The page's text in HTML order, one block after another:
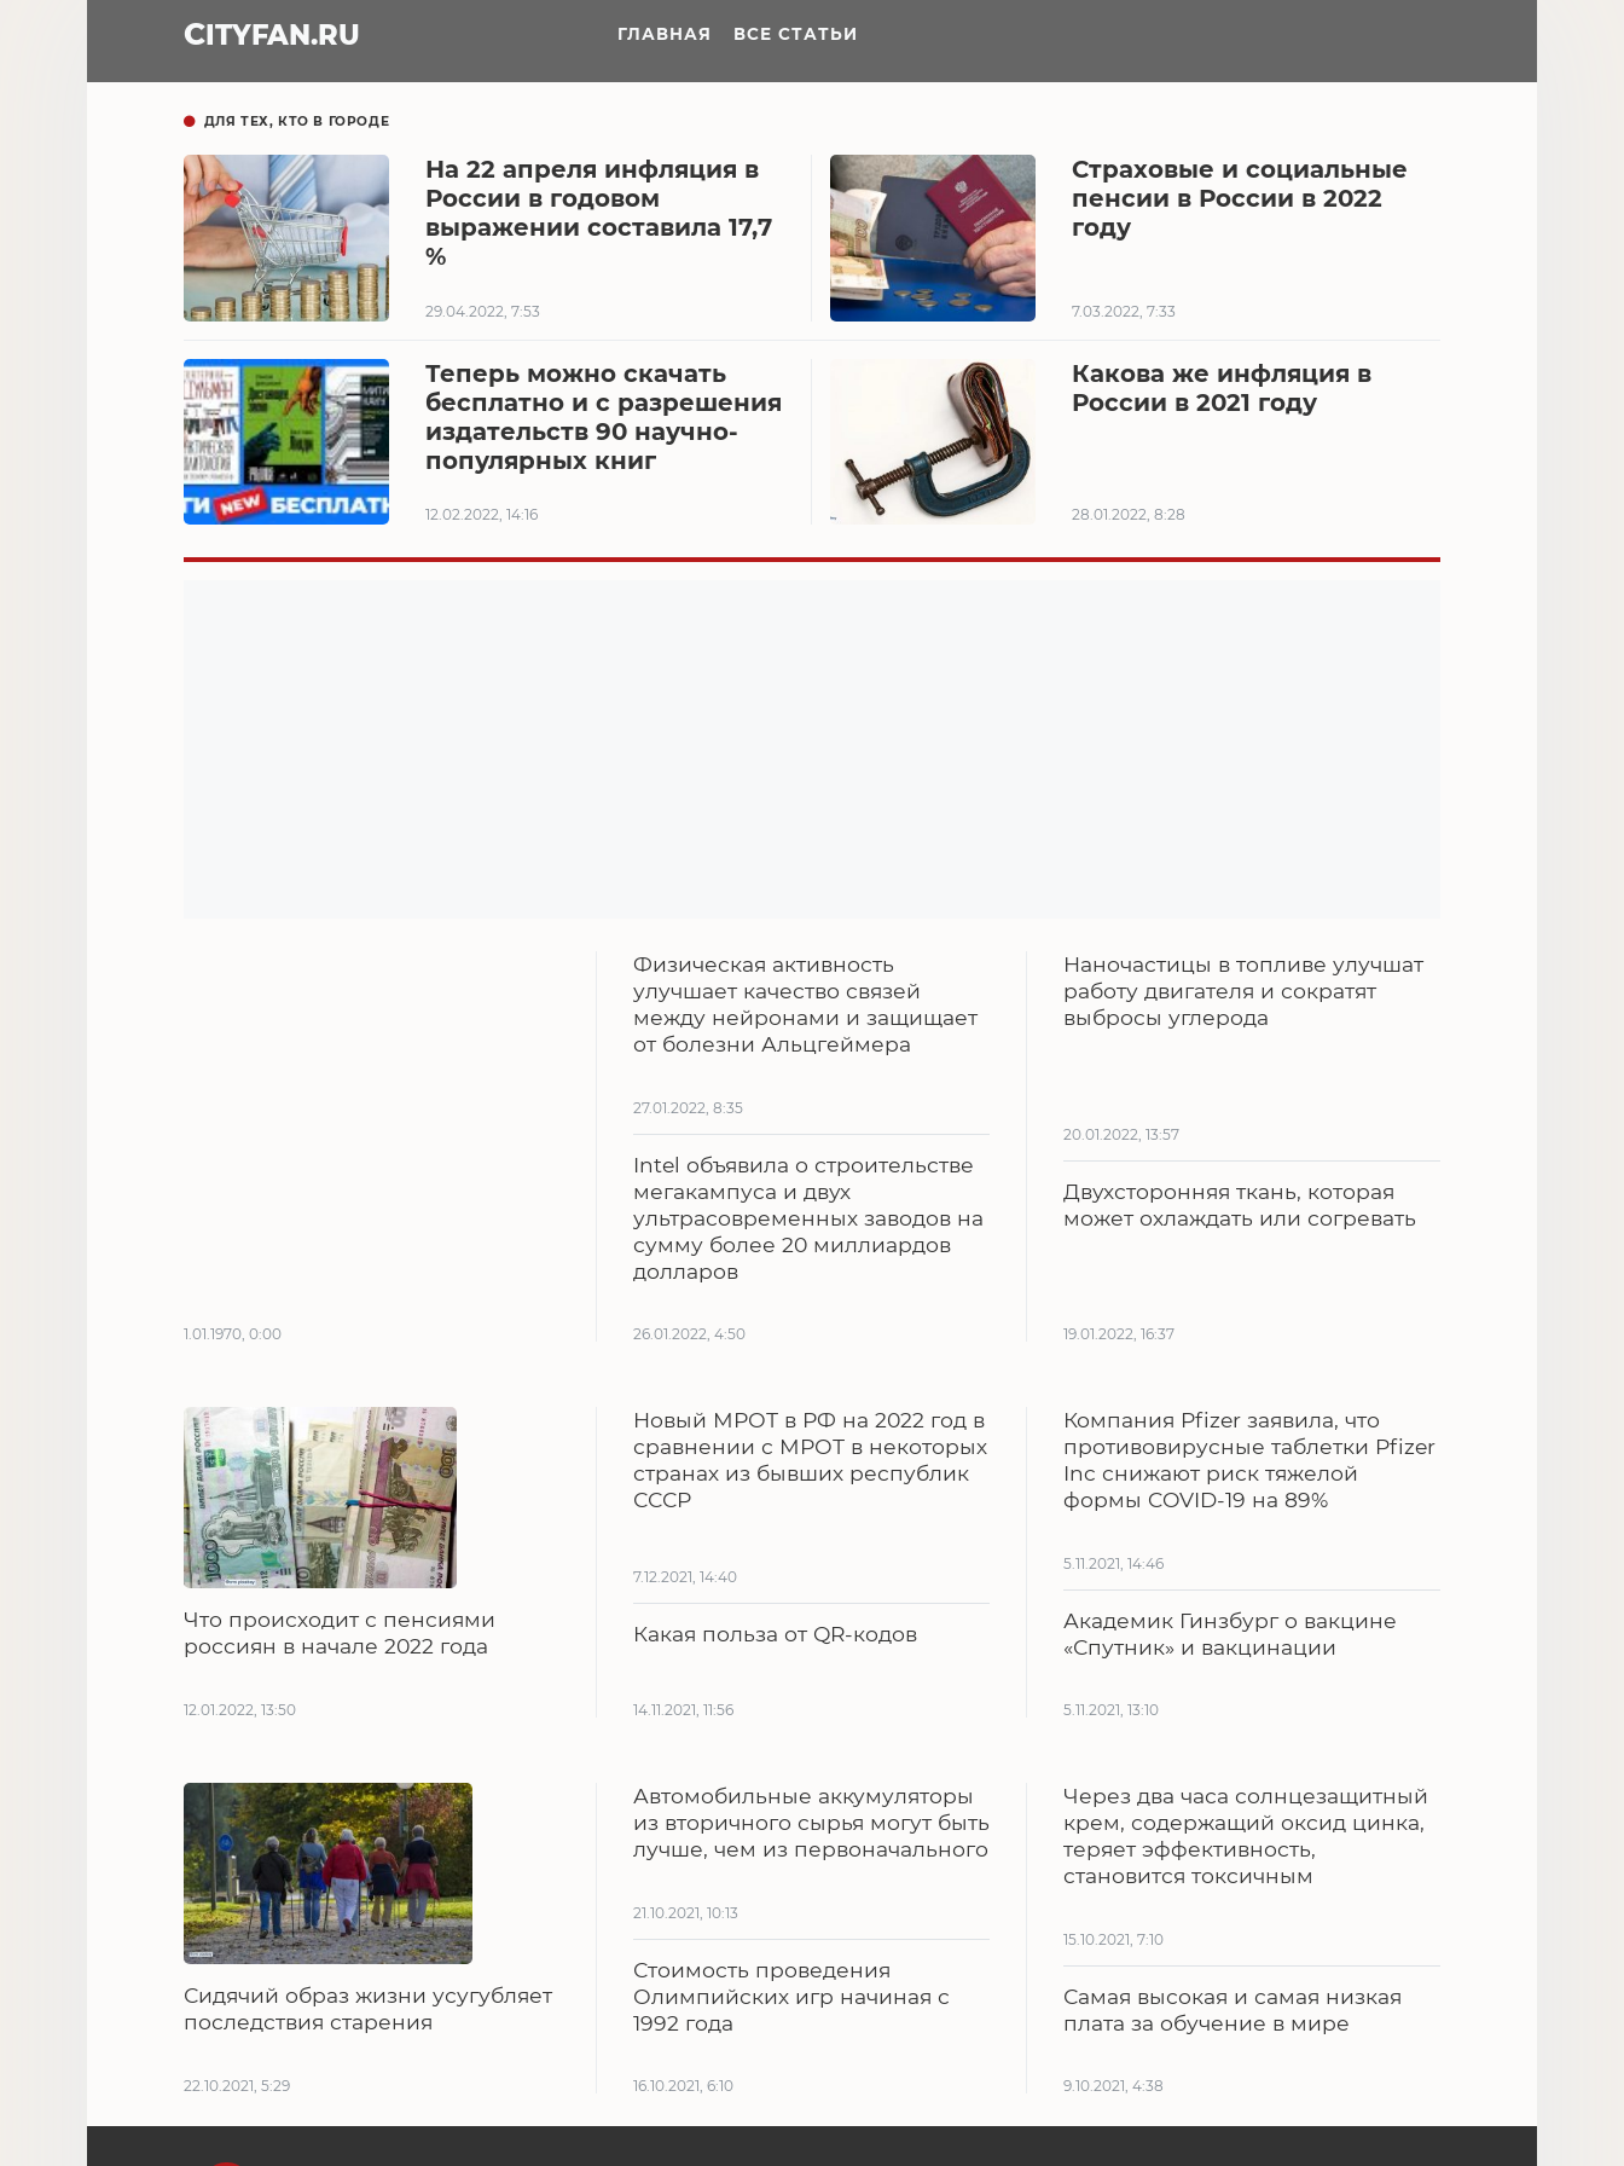
CITYFAN.RU ГЛАВНАЯ ВСЕ СТАТЬИ
ДЛЯ ТЕХ, КТО В ГОРОДЕ
На 22 апреля инфляция в
России в годовом
выражении составила 17,7
%
29.04.2022, 7:53
Страховые и социальные
пенсии в России в 2022
году
7.03.2022, 7:33
Теперь можно скачать
бесплатно и с разрешения
издательств 90 научно-
популярных книг
12.02.2022, 14:16
Какова же инфляция в
России в 2021 году
28.01.2022, 8:28
1.01.1970, 0:00
Физическая активность
улучшает качество связей
между нейронами и защищает
от болезни Альцгеймера
27.01.2022, 8:35
Intel объявила о строительстве
мегакампуса и двух
ультрасовременных заводов на
сумму более 20 миллиардов
долларов
26.01.2022, 4:50
Наночастицы в топливе улучшат
работу двигателя и сократят
выбросы углерода
20.01.2022, 13:57
Двухсторонняя ткань, которая
может охлаждать или согревать
19.01.2022, 16:37
Что происходит с пенсиями
россиян в начале 2022 года
12.01.2022, 13:50
Новый МРОТ в РФ на 2022 год в
сравнении с МРОТ в некоторых
странах из бывших республик
СССР
7.12.2021, 14:40
Какая польза от QR-кодов
14.11.2021, 11:56
Компания Pfizer заявила, что
противовирусные таблетки Pfizer
Inc снижают риск тяжелой
формы COVID-19 на 89%
5.11.2021, 14:46
Академик Гинзбург о вакцине
«Спутник» и вакцинации
5.11.2021, 13:10
Сидячий образ жизни усугубляет
последствия старения
22.10.2021, 5:29
Автомобильные аккумуляторы
из вторичного сырья могут быть
лучше, чем из первоначального
21.10.2021, 10:13
Стоимость проведения
Олимпийских игр начиная с
1992 года
16.10.2021, 6:10
Через два часа солнцезащитный
крем, содержащий оксид цинка,
теряет эффективность,
становится токсичным
15.10.2021, 7:10
Самая высокая и самая низкая
плата за обучение в мире
9.10.2021, 4:38